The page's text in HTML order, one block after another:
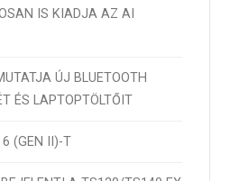
IS KIADJA AZ AI
ÚJ BLUETOOTH
ÉS LAPTOPTÖLTŐIT
6 (GEN II)-T